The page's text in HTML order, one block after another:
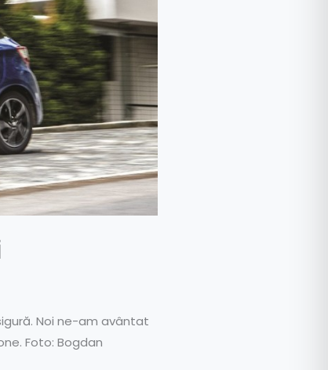
Noi ne-am avântat
Foto: Bogdan